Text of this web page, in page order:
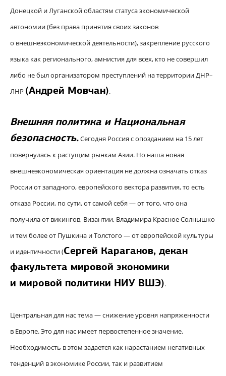
Донецкой и Луганской областям статуса экономической
автономии (без права принятия своих законов
о внешнеэкономической деятельности), закрепление русского
языка как регионального, амнистия для всех, кто не совершил
либо не был организатором преступлений на территории ДНР–
ЛНР (Андрей Мовчан).
Внешняя политика и Национальная
безопасность.Сегодня Россия с опозданием на 15 лет
повернулась к растущим рынкам Азии. Но наша новая
внешнеэкономическая ориентация не должна означать отказ
России от западного, европейского вектора развития, то есть
отказа России, по сути, от самой себя — от того, что она
получила от викингов, Византии, Владимира Красное Солнышко
и тем более от Пушкина и Толстого — от европейской культуры
и идентичности (Сергей Караганов, декан
факультета мировой экономики
и мировой политики НИУ ВШЭ).
Центральная для нас тема — снижение уровня напряженности
в Европе. Это для нас имеет первостепенное значение.
Необходимость в этом задается как нарастанием негативных
тенденций в экономике России, так и развитием